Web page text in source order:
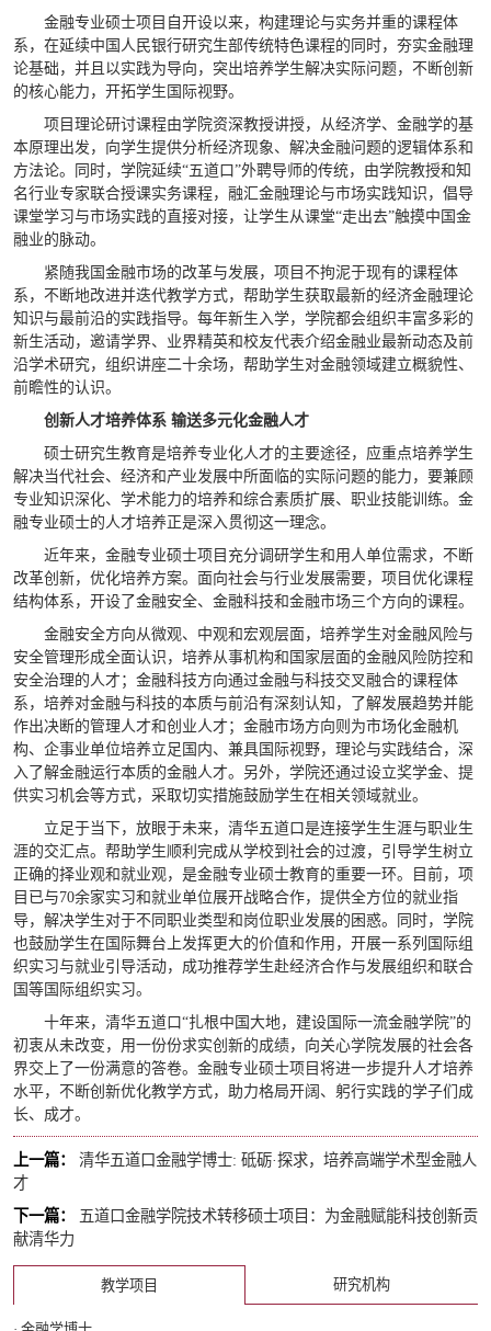
金融专业硕士项目自开设以来，构建理论与实务并重的课程体
系，在延续中国人民银行研究生部传统特色课程的同时，夯实金融理
论基础，并且以实践为导向，突出培养学生解决实际问题，不断创新
的核心能力，开拓学生国际视野。
项目理论研讨课程由学院资深教授讲授，从经济学、金融学的基
本原理出发，向学生提供分析经济现象、解决金融问题的逻辑体系和
方法论。同时，学院延续“五道口”外聘导师的传统，由学院教授和知
名行业专家联合授课实务课程，融汇金融理论与市场实践知识，倡导
课堂学习与市场实践的直接对接，让学生从课堂“走出去”触摸中国金
融业的脉动。
紧随我国金融市场的改革与发展，项目不拘泥于现有的课程体
系，不断地改进并迭代教学方式，帮助学生获取最新的经济金融理论
知识与最前沿的实践指导。每年新生入学，学院都会组织丰富多彩的
新生活动，邀请学界、业界精英和校友代表介绍金融业最新动态及前
沿学术研究，组织讲座二十余场，帮助学生对金融领域建立概貌性、
前瞻性的认识。
创新人才培养体系 输送多元化金融人才
硕士研究生教育是培养专业化人才的主要途径，应重点培养学生
解决当代社会、经济和产业发展中所面临的实际问题的能力，要兼顾
专业知识深化、学术能力的培养和综合素质扩展、职业技能训练。金
融专业硕士的人才培养正是深入贯彻这一理念。
近年来，金融专业硕士项目充分调研学生和用人单位需求，不断
改革创新，优化培养方案。面向社会与行业发展需要，项目优化课程
结构体系，开设了金融安全、金融科技和金融市场三个方向的课程。
金融安全方向从微观、中观和宏观层面，培养学生对金融风险与
安全管理形成全面认识，培养从事机构和国家层面的金融风险防控和
安全治理的人才；金融科技方向通过金融与科技交叉融合的课程体
系，培养对金融与科技的本质与前沿有深刻认知，了解发展趋势并能
作出决断的管理人才和创业人才；金融市场方向则为市场化金融机
构、企事业单位培养立足国内、兼具国际视野，理论与实践结合，深
入了解金融运行本质的金融人才。另外，学院还通过设立奖学金、提
供实习机会等方式，采取切实措施鼓励学生在相关领域就业。
立足于当下，放眼于未来，清华五道口是连接学生生涯与职业生
涯的交汇点。帮助学生顺利完成从学校到社会的过渡，引导学生树立
正确的择业观和就业观，是金融专业硕士教育的重要一环。目前，项
目已与70余家实习和就业单位展开战略合作，提供全方位的就业指
导，解决学生对于不同职业类型和岗位职业发展的困惑。同时，学院
也鼓励学生在国际舞台上发挥更大的价值和作用，开展一系列国际组
织实习与就业引导活动，成功推荐学生赴经济合作与发展组织和联合
国等国际组织实习。
十年来，清华五道口“扎根中国大地，建设国际一流金融学院”的
初衷从未改变，用一份份求实创新的成绩，向关心学院发展的社会各
界交上了一份满意的答卷。金融专业硕士项目将进一步提升人才培养
水平，不断创新优化教学方式，助力格局开阔、躬行实践的学子们成
长、成才。
上一篇：
清华五道口金融学博士: 砥砺·探求，培养高端学术型金融人
才
下一篇：
五道口金融学院技术转移硕士项目：为金融赋能科技创新贡
献清华力
教学项目 研究机构